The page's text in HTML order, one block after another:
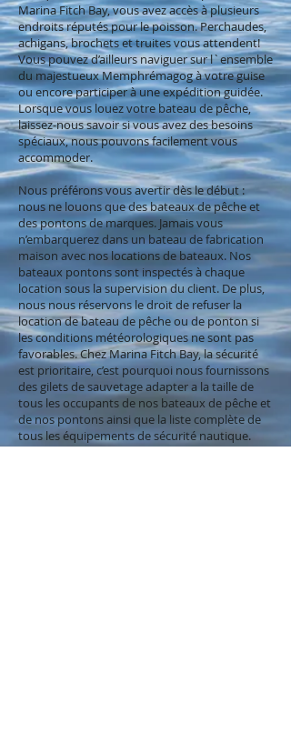
Marina Fitch Bay, vous avez accès à plusieurs
endroits réputés pour le poisson. Perchaudes,
achigans, brochets et truites vous attendent!
Vous pouvez d’ailleurs naviguer sur l`ensemble
du majestueux Memphrémagog à votre guise
ou encore participer à une expédition guidée.
Lorsque vous louez votre bateau de pêche,
laissez-nous savoir si vous avez des besoins
spéciaux, nous pouvons facilement vous
accommoder.
Nous préférons vous avertir dès le début :
nous ne louons que des bateaux de pêche et
des pontons de marques. Jamais vous
n’embarquerez dans un bateau de fabrication
maison avec nos locations de bateaux. Nos
bateaux pontons sont inspectés à chaque
location sous la supervision du client. De plus,
nous nous réservons le droit de refuser la
location de bateau de pêche ou de ponton si
les conditions météorologiques ne sont pas
favorables. Chez Marina Fitch Bay, la sécurité
est prioritaire, c’est pourquoi nous fournissons
des gilets de sauvetage adapter a la taille de
tous les occupants de nos bateaux de pêche et
de nos pontons ainsi que la liste complète de
tous les équipements de sécurité nautique.